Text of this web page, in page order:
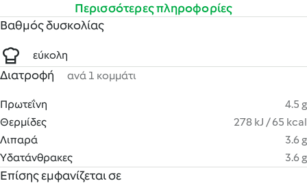
Περισσότερες πληροφορίες
Βαθμός δυσκολίας
εύκολη
Διατροφή ανά 1 κομμάτι
Πρωτεΐνη
4.5 g
Θερμίδες
278 kJ / 65 kcal
Λιπαρά
3.6 g
Υδατάνθρακες
3.6 g
Επίσης εμφανίζεται σε